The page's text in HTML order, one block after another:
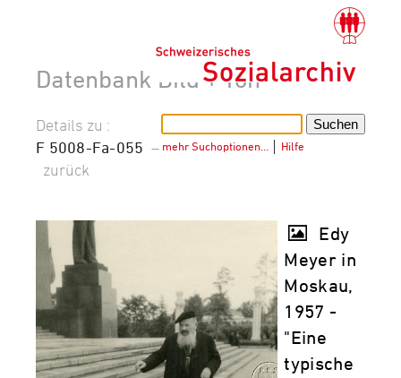
Datenbank Bild + Ton
mehr Suchoptionen… Hilfe
Details zu :
F 5008-Fa-055 –
zurück
Edy
Meyer in
Moskau,
1957 -
"Eine
typische